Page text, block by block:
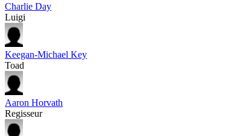
Charlie Day
Luigi
Keegan-Michael Key
Toad
Aaron Horvath
Regisseur